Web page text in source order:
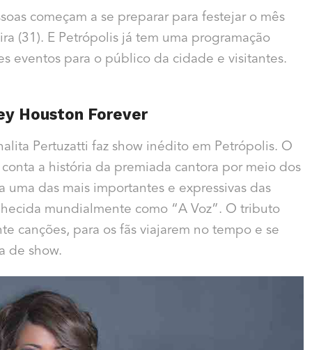
começam a se preparar para festejar o mês
(31). E Petrópolis já tem uma programação
eventos para o público da cidade e visitantes.
Houston Forever
Pertuzatti faz show inédito em Petrópolis. O
a história da premiada cantora por meio dos
uma das mais importantes e expressivas das
mundialmente como “A Voz”. O tributo
canções, para os fãs viajarem no tempo e se
de show.